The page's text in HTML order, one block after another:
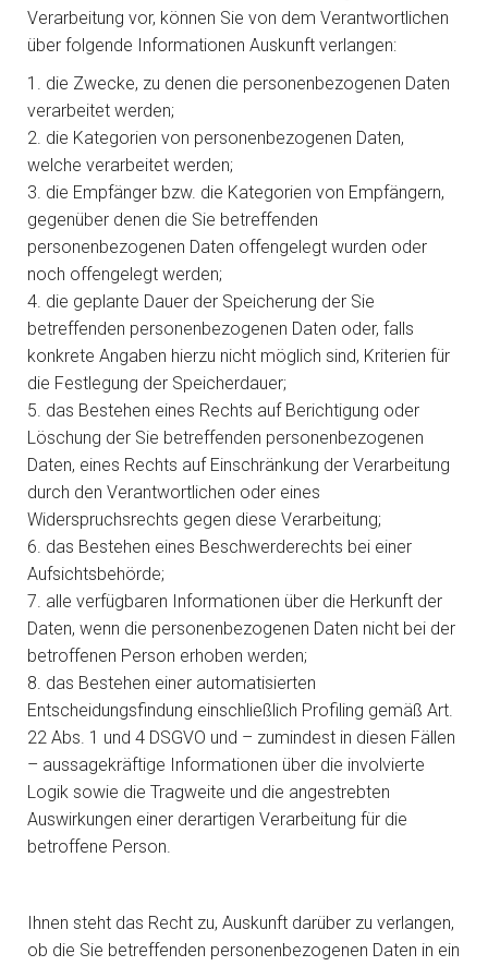
Verarbeitung vor, können Sie von dem Verantwortlichen
über folgende Informationen Auskunft verlangen:
1. die Zwecke, zu denen die personenbezogenen Daten
verarbeitet werden;
2. die Kategorien von personenbezogenen Daten,
welche verarbeitet werden;
3. die Empfänger bzw. die Kategorien von Empfängern,
gegenüber denen die Sie betreffenden
personenbezogenen Daten offengelegt wurden oder
noch offengelegt werden;
4. die geplante Dauer der Speicherung der Sie
betreffenden personenbezogenen Daten oder, falls
konkrete Angaben hierzu nicht möglich sind, Kriterien für
die Festlegung der Speicherdauer;
5. das Bestehen eines Rechts auf Berichtigung oder
Löschung der Sie betreffenden personenbezogenen
Daten, eines Rechts auf Einschränkung der Verarbeitung
durch den Verantwortlichen oder eines
Widerspruchsrechts gegen diese Verarbeitung;
6. das Bestehen eines Beschwerderechts bei einer
Aufsichtsbehörde;
7. alle verfügbaren Informationen über die Herkunft der
Daten, wenn die personenbezogenen Daten nicht bei der
betroffenen Person erhoben werden;
8. das Bestehen einer automatisierten
Entscheidungsfindung einschließlich Profiling gemäß Art.
22 Abs. 1 und 4 DSGVO und – zumindest in diesen Fällen
– aussagekräftige Informationen über die involvierte
Logik sowie die Tragweite und die angestrebten
Auswirkungen einer derartigen Verarbeitung für die
betroffene Person.
Ihnen steht das Recht zu, Auskunft darüber zu verlangen,
ob die Sie betreffenden personenbezogenen Daten in ein